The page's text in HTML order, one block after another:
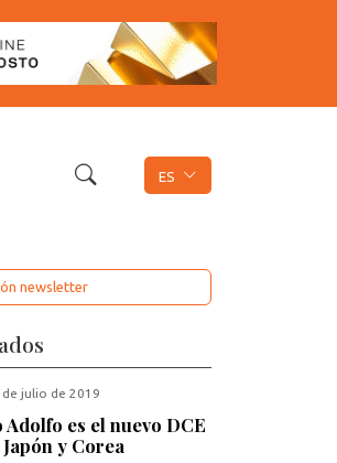
ES
newsletter
de julio de 2019
es el nuevo DCE
y Corea